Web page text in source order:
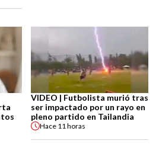
VIDEO | Futbolista murió tras
ser impactado por un rayo en
pleno partido en Tailandia
Hace 11 horas